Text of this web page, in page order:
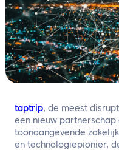
TravelHub Login
Zoeken
Neem
NL
taptrip, de meest
een nieuw
toonaangevende
en technologiepionier,